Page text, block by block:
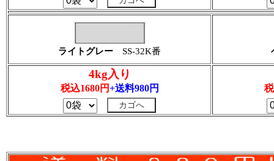
ライトグレー SS-32K番
4kg入り
税込1680円+送料980円